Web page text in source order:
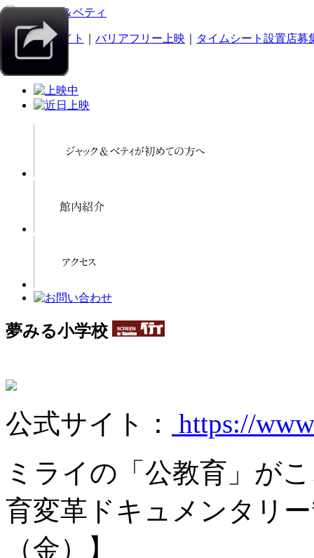
スマホサイト バリアフリー上映 タイムシート設置店募
夢みる小学校
公式サイト：
https://
ミライの「公教育」が
育変革ドキュメンタリ
（金）】